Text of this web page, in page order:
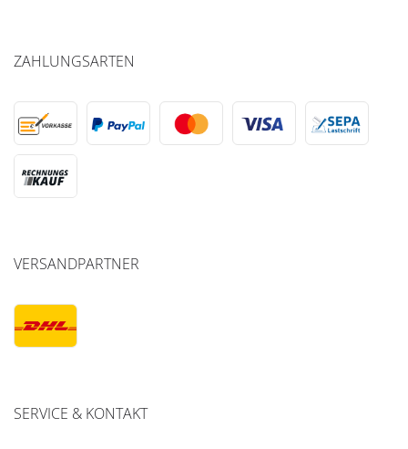
ZAHLUNGSARTEN
VERSANDPARTNER
SERVICE & KONTAKT